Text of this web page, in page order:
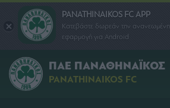
PANATHINAIKOS FC APP
Κατεβάστε δωρεάν την ανανεωμένη
εφαρμογή για Android
ΠΑΕ ΠΑΝΑΘΗΝΑΪΚΟΣ
PANATHINAIKOS FC